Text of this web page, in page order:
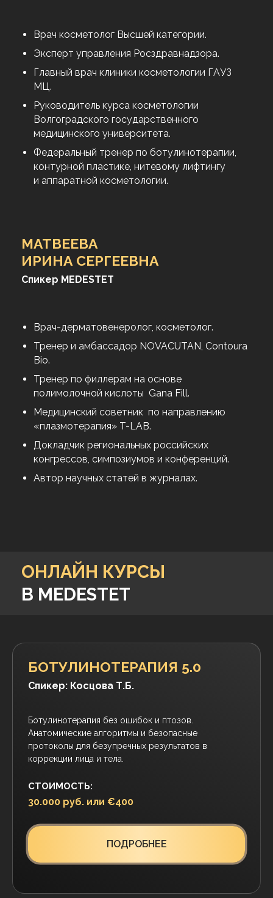
Врач косметолог Высшей категории.
Эксперт управления Росздравнадзора.
Главный врач клиники косметологии ГАУЗ
Руководитель курса косметологии
Волгоградского государственного
медицинского университета.
контурной пластике, нитевому лифтингу
и аппаратной косметологии.
МАТВЕЕВА
ИРИНА СЕРГЕЕВНА
Тренер и амбассадор NOVACUTAN, Contoura
Bio.
Тренер по филлерам на основе
полимолочной кислоты Gana Fill.
Медицинский советник по направлению
Докладчик региональных российских